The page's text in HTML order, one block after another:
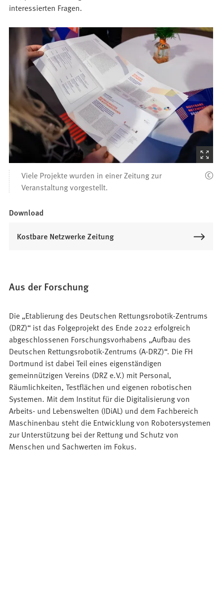
interessierten Fragen.
(Startet
den
Viele Projekte wurden in einer Zeitung zur
Veranstaltung vorgestellt.
Download
Kostbare Netzwerke Zeitung
Aus der Forschung
Die „Etablierung des Deutschen Rettungsrobotik-Zentrums
(DRZ)“ ist das Folgeprojekt des Ende 2022 erfolgreich
abgeschlossenen Forschungsvorhabens „Aufbau des
Deutschen Rettungsrobotik-Zentrums (A-DRZ)“. Die FH
Dortmund ist dabei Teil eines eigenständigen
gemeinnützigen Vereins (DRZ e.V.) mit Personal,
Räumlichkeiten, Testflächen und eigenen robotischen
Systemen. Mit dem Institut für die Digitalisierung von
Arbeits- und Lebenswelten (IDiAL) und dem Fachbereich
Maschinenbau steht die Entwicklung von Robotersystemen
zur Unterstützung bei der Rettung und Schutz von
Menschen und Sachwerten im Fokus.